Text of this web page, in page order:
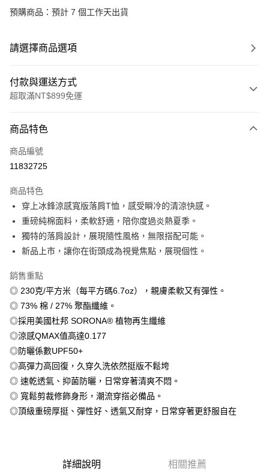
預購商品：預計 7 個工作天出貨
請選擇商品選項
付款與運送方式
超取滿NT$899免運
信用卡一次付款
信用卡分期付款
合作金庫商業銀行
華南商業銀行
彰化商業銀行
上海商業儲蓄銀行
台北富邦商業銀行
國泰世華商業銀行
兆豐國際商業銀行
臺灣中小企業銀行
台中商業銀行
聯邦商業銀行
元大商業銀行
永豐商業銀行
台新國際商業銀行
台灣樂天信用卡公司
6 期 0 利率 每期
華南商業銀行
彰化商業銀行
上海商業儲蓄銀行
台北富邦商業銀行
國泰世華商業銀行
兆豐國際商業銀行
匯豐（台灣）商業銀行
聯邦商業銀行
遠東國際商業銀行
元大商業銀行
玉山商業銀行
星展（台灣）商業銀行
台灣樂天信用卡公司
12 期 0 利率 每期NT$44
合作金庫商業銀行
第一商業銀行
上海商業儲蓄銀行
台北富邦商業銀行
國泰世華商業銀行
臺灣中小企業銀行
匯豐（台灣）商業銀行
華泰商業銀行
聯邦商業銀行
元大商業銀行
永豐商業銀行
玉山商業銀行
台新國際商業銀行
超商取貨付款
LINE Pay
Apple Pay
街口支付
悠遊付
Google Pay
全盈+PAY
大哥付你分期
相關說明
AFTEE先享後付是「在收到商品之後才付款」的支付方式。 讓您購物簡單
商品特色
商品編號
11832725
商品特色
穿上冰鋒涼感寬版落肩T恤，感受瞬冷的清涼快感。
重磅純棉面料，柔軟舒適，陪你度過炎熱夏季。
獨特的落肩設計，展現隨性風格，無限搭配可能。
新品上市，讓你在街頭成為視覺焦點，展現個性。
銷售重點
◎ 230克/平方米（每平方碼6.7oz），親膚柔軟又有彈性。
◎ 73% 棉 / 27% 聚酯纖維。
◎採用美國杜邦 SORONA® 植物再生纖維
◎涼感QMAX值高達0.177
◎防曬係數UPF50+
◎高彈力高回復，久穿久洗依然挺版不鬆垮
◎ 速乾透氣、抑菌防曬，日常穿著清爽不悶。
◎ 寬鬆剪裁修飾身形，潮流穿搭必備品。
◎頂級重磅厚挺、彈性好、透氣又耐穿，日常穿著更舒服自在
詳細說明 相關推薦